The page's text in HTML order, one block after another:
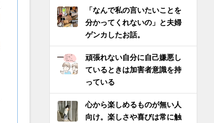
「なんで私の言いたいことを
分かってくれないの」と夫婦
ゲンカしたお話。
頑張れない自分に自己嫌悪し
ているときは加害者意識を持
っている
心から楽しめるものが無い人
向け。楽しさや喜びは常に触